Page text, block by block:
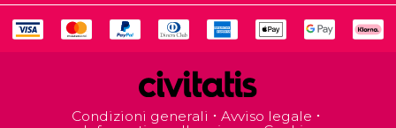
Condizioni generali
Avviso legale